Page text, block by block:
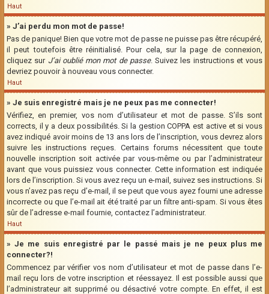
Haut
» J’ai perdu mon mot de passe!
Pas de panique! Bien que votre mot de passe ne puisse pas être récupéré,
il peut toutefois être réinitialisé. Pour cela, sur la page de connexion,
cliquez sur J’ai oublié mon mot de passe. Suivez les instructions et vous
devriez pouvoir à nouveau vous connecter.
Haut
» Je suis enregistré mais je ne peux pas me connecter!
Vérifiez, en premier, vos nom d’utilisateur et mot de passe. S’ils sont
corrects, il y a deux possibilités. Si la gestion COPPA est active et si vous
avez indiqué avoir moins de 13 ans lors de l’inscription, vous devrez alors
suivre les instructions reçues. Certains forums nécessitent que toute
nouvelle inscription soit activée par vous-même ou par l’administrateur
avant que vous puissiez vous connecter. Cette information est indiquée
lors de l’inscription. Si vous avez reçu un e-mail, suivez ses instructions. Si
vous n’avez pas reçu d’e-mail, il se peut que vous ayez fourni une adresse
incorrecte ou que l’e-mail ait été traité par un filtre anti-spam. Si vous êtes
sûr de l’adresse e-mail fournie, contactez l’administrateur.
Haut
» Je me suis enregistré par le passé mais je ne peux plus me
connecter?!
Commencez par vérifier vos nom d’utilisateur et mot de passe dans l’e-
mail reçu lors de votre inscription et réessayez. Il est possible aussi que
l’administrateur ait supprimé ou désactivé votre compte. En effet, il est